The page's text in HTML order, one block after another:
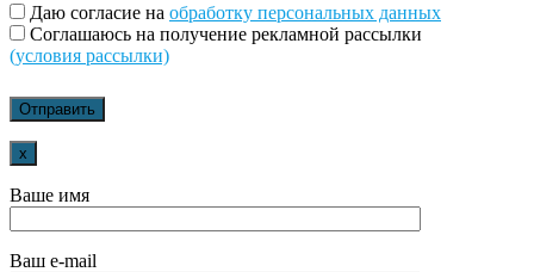
Даю согласие на обработку персональных данных
Соглашаюсь на получение рекламной рассылки
(условия рассылки)
x
Ваше имя
Ваш e-mail